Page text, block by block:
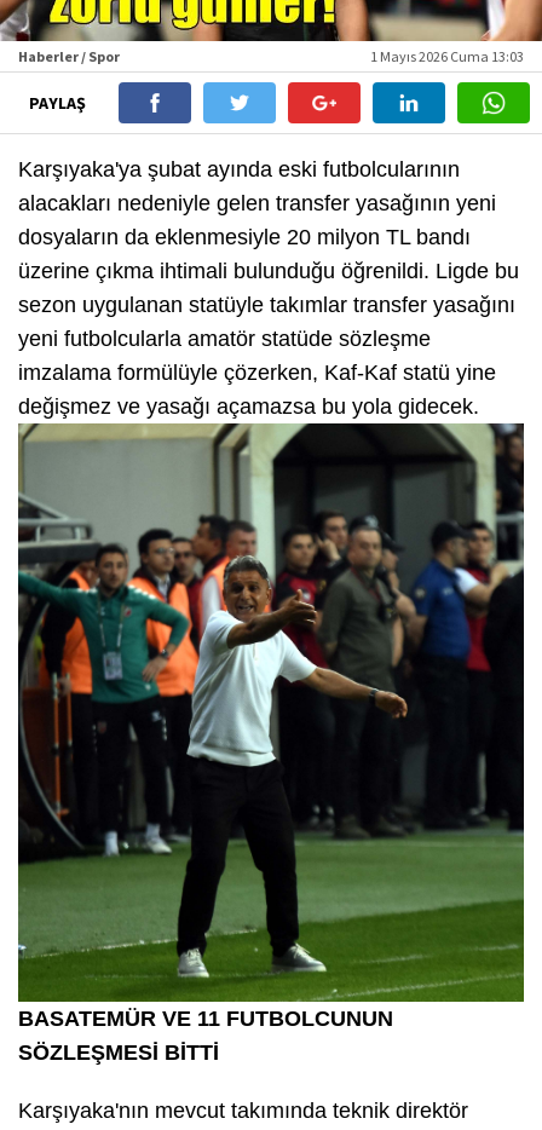
Haberler / Spor 1 Mayıs 2026 Cuma 13:03
PAYLAŞ
Karşıyaka'ya şubat ayında eski futbolcularının
alacakları nedeniyle gelen transfer yasağının yeni
dosyaların da eklenmesiyle 20 milyon TL bandı
üzerine çıkma ihtimali bulunduğu öğrenildi. Ligde bu
sezon uygulanan statüyle takımlar transfer yasağını
yeni futbolcularla amatör statüde sözleşme
imzalama formülüyle çözerken, Kaf-Kaf statü yine
değişmez ve yasağı açamazsa bu yola gidecek.
BASATEMÜR VE 11 FUTBOLCUNUN
SÖZLEŞMESİ BİTTİ
Karşıyaka'nın mevcut takımında teknik direktör